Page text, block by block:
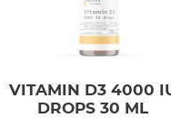
VITAMIN D3 4000
DROPS 30 ML